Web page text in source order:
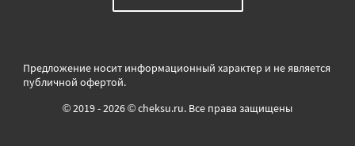
Предложение носит информационный характер и не является
публичной офертой.
© 2019 - 2026 © cheksu.ru. Все права защищены